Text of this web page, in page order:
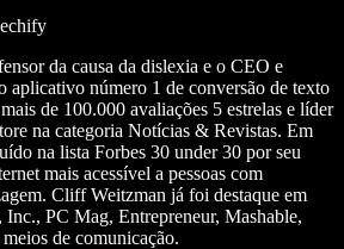
da causa da dislexia e o CEO e
aplicativo número 1 de conversão de texto
de 100.000 avaliações 5 estrelas e líder
na categoria Notícias & Revistas. Em
na lista Forbes 30 under 30 por seu
mais acessível a pessoas com
Cliff Weitzman já foi destaque em
PC Mag, Entrepreneur, Mashable,
de comunicação.